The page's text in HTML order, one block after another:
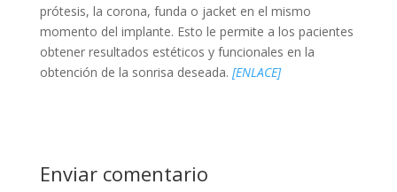
prótesis, la corona, funda o jacket en el mismo
momento del implante. Esto le permite a los pacientes
obtener resultados estéticos y funcionales en la
obtención de la sonrisa deseada. [ENLACE]
Enviar comentario